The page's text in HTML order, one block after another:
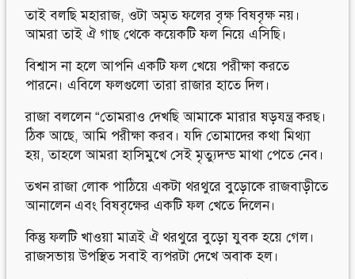
তাই বলছি মহারাজ, ওটা অমৃত ফলের বৃক্ষ বিষবৃক্ষ নয়।
আমরা তাই ঐ গাছ থেকে কয়েকটি ফল নিয়ে এসিছি।
বিশ্বাস না হলে আপনি একটি ফল খেয়ে পরীক্ষা করতে
পারনে। এবিলে ফলগুলো তারা রাজার হাতে দিল।
রাজা বললেন “তোমরাও দেখছি আমাকে মারার ষড়যন্ত্র করছ।
ঠিক আছে, আমি পরীক্ষা করব। যদি তোমাদের কথা মিথ্যা
হয়, তাহলে আমরা হাসিমুখে সেই মৃত্যুদন্ড মাথা পেতে নেব।
তখন রাজা লোক পাঠিয়ে একটা থরথুরে বুড়োকে রাজবাড়ীতে
আনালেন এবং বিষবৃক্ষের একটি ফল খেতে দিলেন।
কিন্তু ফলটি খাওয়া মাত্রই ঐ থরথুরে বুড়ো যুবক হয়ে গেল।
রাজসভায় উপস্থিত সবাই ব্যপরটা দেখে অবাক হল।